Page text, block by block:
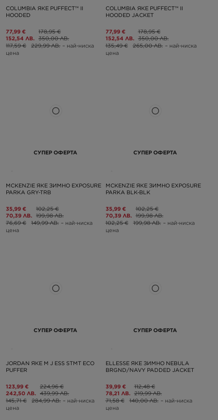
COLUMBIA ЯКЕ PUFFECT™ II
HOODED
77,99 €
152,54 ЛВ.
178,95 €
350,00 ЛВ.
117,59 €
229,99 ЛВ. – най-ниска
цена
COLUMBIA ЯКЕ PUFFECT™ II
HOODED JACKET
77,99 €
152,54 ЛВ.
178,95 €
350,00 ЛВ.
135,49 €
265,00 ЛВ. – най-ниска
цена
СУПЕР ОФЕРТА
MCKENZIE ЯКЕ ЗИМНО EXPOSURE
PARKA GRY-TRB
35,99 €
70,39 ЛВ.
102,25 €
199,98 ЛВ.
76,69 €
149,99 ЛВ. – най-ниска
цена
СУПЕР ОФЕРТА
MCKENZIE ЯКЕ ЗИМНО EXPOSURE
PARKA BLK-BLK
35,99 €
70,39 ЛВ.
102,25 €
199,98 ЛВ.
102,25 €
199,98 ЛВ. – най-ниска
цена
СУПЕР ОФЕРТА
JORDAN ЯКЕ M J ESS STMT ECO
PUFFER
123,99 €
242,50 ЛВ.
224,96 €
439,99 ЛВ.
145,71 €
284,99 ЛВ. – най-ниска
цена
СУПЕР ОФЕРТА
ELLESSE ЯКЕ ЗИМНО NEBULA
BRGND/NAVY PADDED JACKET
39,99 €
78,21 ЛВ.
112,48 €
219,99 ЛВ.
71,58 €
140,00 ЛВ. – най-ниска
цена